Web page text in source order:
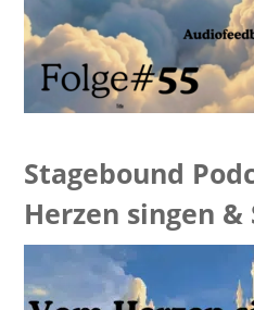
Stagebound
Herzen singen &
Feedback